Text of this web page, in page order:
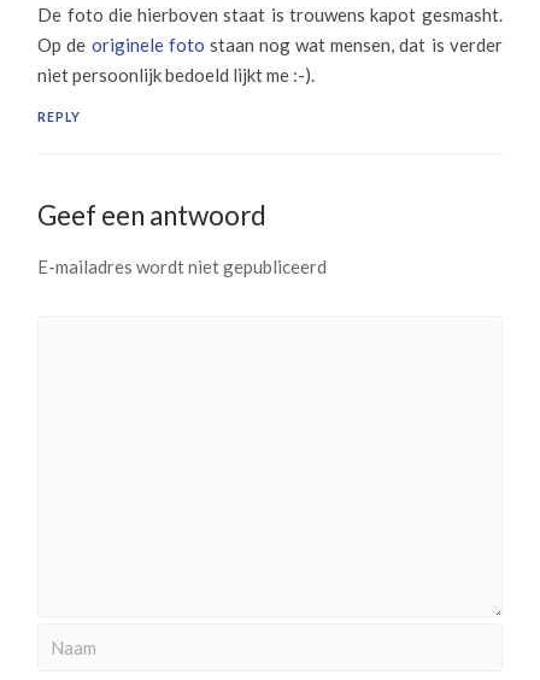
De foto die hierboven staat is trouwens kapot gesmasht.
Op de originele foto staan nog wat mensen, dat is verder
niet persoonlijk bedoeld lijkt me :-).
REPLY
Geef een antwoord
E-mailadres wordt niet gepubliceerd